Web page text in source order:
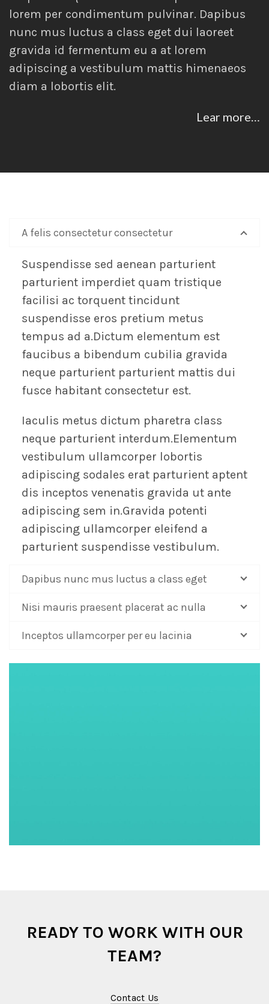
lorem per condimentum pulvinar. Dapibus
nunc mus luctus a class eget dui laoreet
gravida id fermentum eu a at lorem
adipiscing a vestibulum mattis himenaeos
diam a lobortis elit.
Lear more…
A felis consectetur consectetur
Suspendisse sed aenean parturient
parturient imperdiet quam tristique
facilisi ac torquent tincidunt
suspendisse eros pretium metus
tempus ad a.Dictum elementum est
faucibus a bibendum cubilia gravida
neque parturient parturient mattis dui
fusce habitant consectetur est.
Iaculis metus dictum pharetra class
neque parturient interdum.Elementum
vestibulum ullamcorper lobortis
adipiscing sodales erat parturient aptent
dis inceptos venenatis gravida ut ante
adipiscing sem in.Gravida potenti
adipiscing ullamcorper eleifend a
parturient suspendisse vestibulum.
Dapibus nunc mus luctus a class eget
Nisi mauris praesent placerat ac nulla
Inceptos ullamcorper per eu lacinia
READY TO WORK WITH OUR
TEAM?
Contact Us